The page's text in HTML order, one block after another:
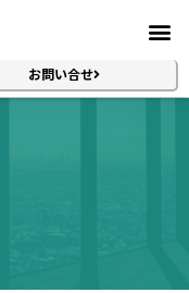
お問い合せ